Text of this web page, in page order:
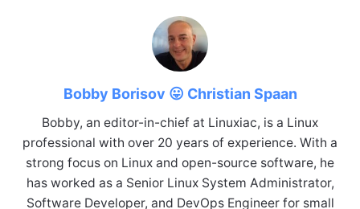
Bobby Borisov 😛 Christian Spaan
Bobby, an editor-in-chief at Linuxiac, is a Linux
professional with over 20 years of experience. With a
strong focus on Linux and open-source software, he
has worked as a Senior Linux System Administrator,
Software Developer, and DevOps Engineer for small